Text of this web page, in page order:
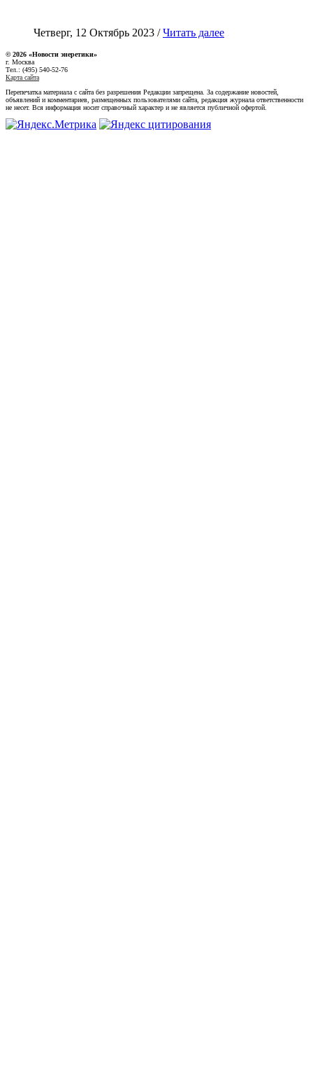
Четверг, 12 Октябрь 2023 /Читать далее
© 2026 «Новости энеретики»
г. Москва
Тел.: (495) 540-52-76
Карта сайта
Перепечатка материала с сайта без разрешения Редакции запрещена. За содержание новостей,
объявлений и комментариев, размещенных пользователями сайта, редакция журнала ответственности
не несет. Вся информация носит справочный характер и не является публичной офертой.